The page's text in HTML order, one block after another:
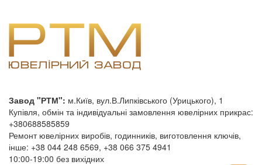
Завод "РТМ": м.Київ, вул.В.Липківського (Урицького), 1
Купівля, обмін та індивідуальні замовлення ювелірних прикрас:
+380688585859
Ремонт ювелірних виробів, годинників, виготовлення ключів,
інше: +38 044 248 6569, +38 066 375 4941
10:00-19:00 без вихідних